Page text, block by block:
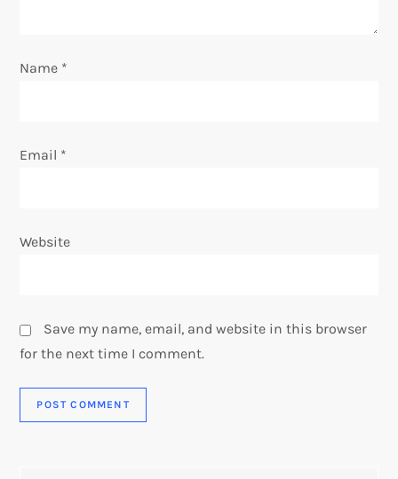
n
Name *
Email *
Website
Save my name, email, and website in this browser
for the next time I comment.